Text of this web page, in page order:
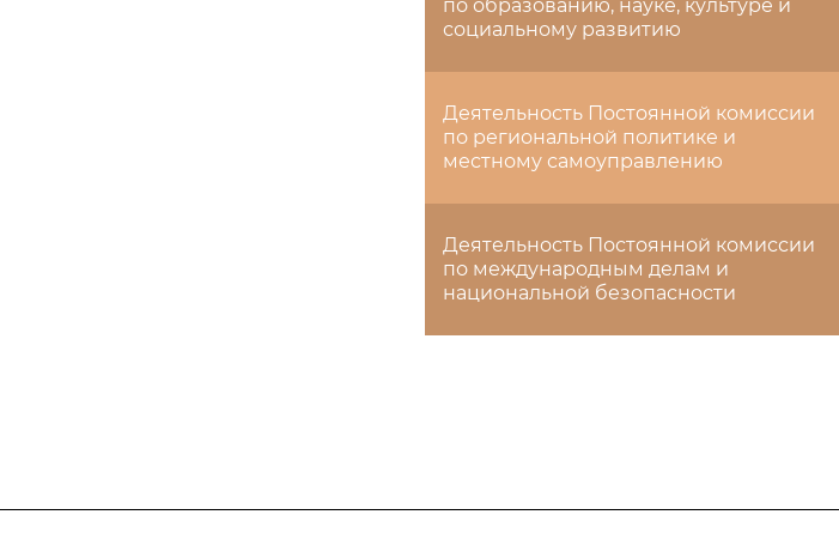
по образованию, науке, культуре и
социальному развитию
Деятельность Постоянной комиссии
по региональной политике и
местному самоуправлению
Деятельность Постоянной комиссии
по международным делам и
национальной безопасности